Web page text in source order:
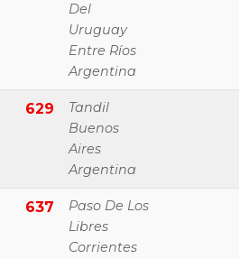
Del
Uruguay
Entre Ríos
Argentina
629
Tandil
Buenos
Aires
Argentina
637
Paso De Los
Libres
Corrientes